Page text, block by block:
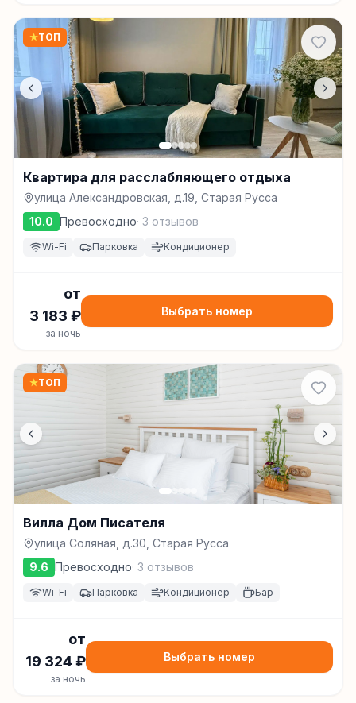
★ТОП
Квартира для расслабляющего отдыха
улица Александровская, д.19, Старая Русса
10.0 Превосходно· 3 отзывов
Wi-Fi Парковка Кондиционер
от
3 183 ₽
за ночь
Выбрать номер
★ТОП
Вилла Дом Писателя
улица Соляная, д.30, Старая Русса
9.6 Превосходно· 3 отзывов
Wi-Fi Парковка Кондиционер Бар
от
19 324 ₽
за ночь
Выбрать номер